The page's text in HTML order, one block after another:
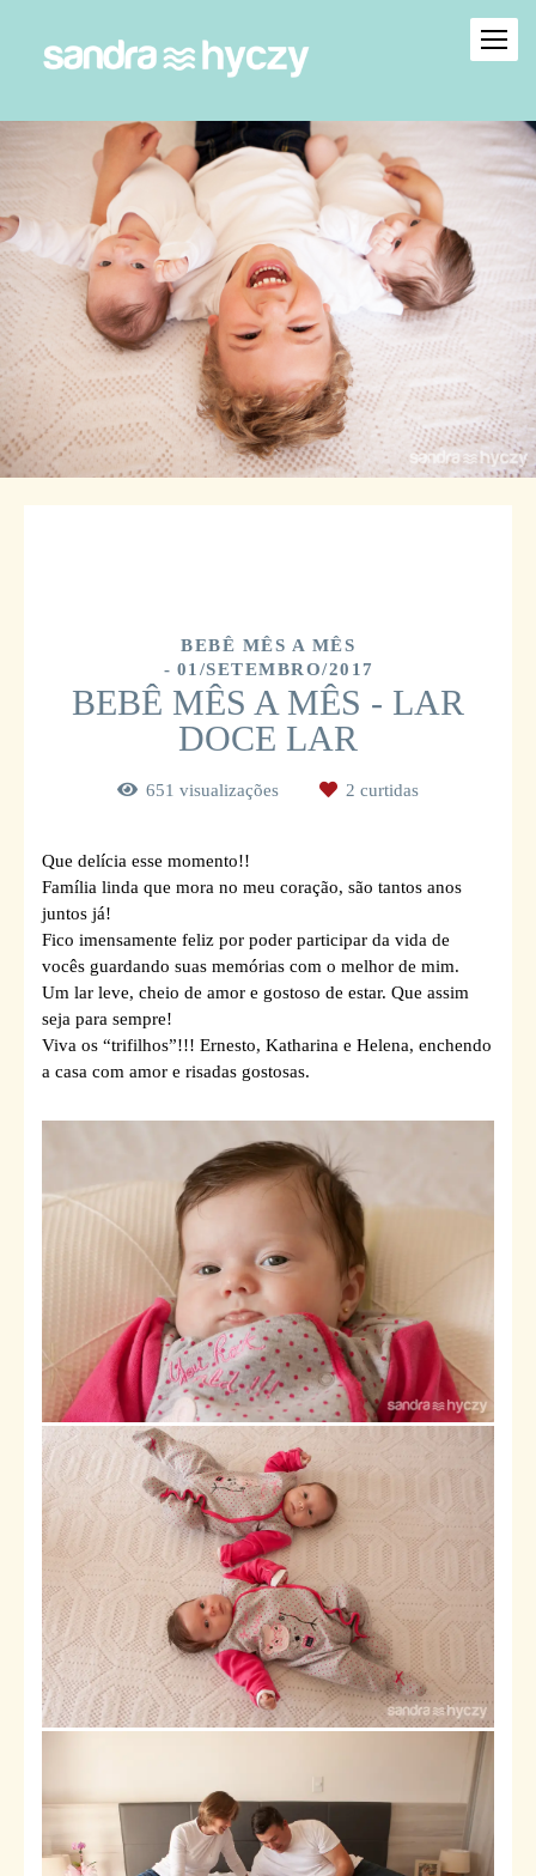
BEBÊ MÊS A MÊS
01/SETEMBRO/2017
BEBÊ MÊS A MÊS - LAR
DOCE LAR
651 visualizações 2 curtidas
Que delícia esse momento!!
Família linda que mora no meu coração, são tantos anos
juntos já!
Fico imensamente feliz por poder participar da vida de
vocês guardando suas memórias com o melhor de mim.
Um lar leve, cheio de amor e gostoso de estar. Que assim
seja para sempre!
Viva os “trifilhos”!!! Ernesto, Katharina e Helena, enchendo
a casa com amor e risadas gostosas.